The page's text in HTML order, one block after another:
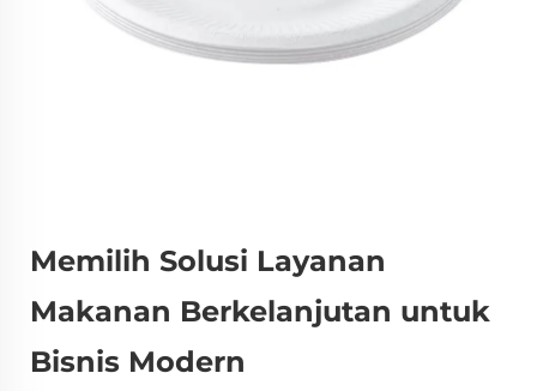
Memilih Solusi Layanan
Makanan Berkelanjutan untuk
Bisnis Modern